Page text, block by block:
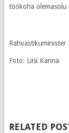
töökoha olemasolu
Rahvastikuminister
Foto: Liisi Kanna
RELATED